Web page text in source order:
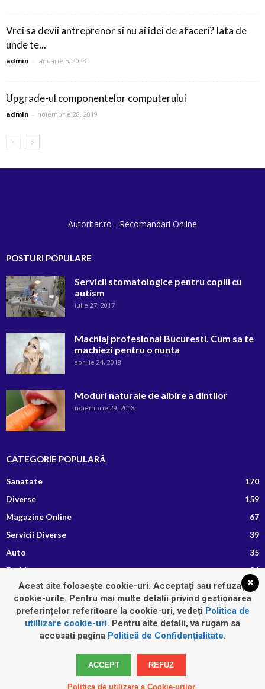
Vrei sa devii antreprenor si nu ai idei de afaceri? Iata de
unde te...
admin - ianuarie 5, 2023
Upgrade-ul componentelor computerului
admin - noiembrie 28, 2019
Autoritar.ro - Recomandari Online
POSTURI POPULARE
Servicii stomatologice pentru copiii cu
autism
iulie 27, 2017
Machiaj profesional Bucuresti. Cum sa te
machiezi pentru o nunta
aprilie 24, 2018
Moduri naturale de albire a dintilor
noiembrie 29, 2018
CATEGORIE POPULARĂ
Sanatate
170
Diverse
159
Magazine Online
67
Servicii Diverse
39
Auto
35
Fashion
26
Afaceri si Finante
13
Retete Culinare
Diverse Fashion Imobiliare
Servicii Diverse
Acest site folosește cookie-uri. Acceptați sau refuzați
cookie-urile. Pentru mai multe detalii privind gestionarea
preferințelor referitoare la cookie-uri, vedeți Politica de
utillizare cookie-uri. Pentru alte detalii, va rugam sa
accesati pagina Politică de Confidențialitate.
ACCEPT REFUZ
Politica de utilizare a Cookie-urilor